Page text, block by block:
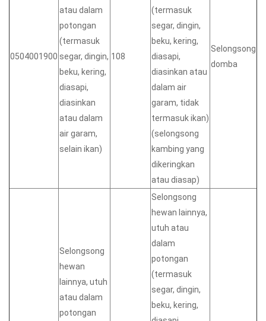
0504001900
atau dalam
potongan
(termasuk
segar, dingin,
beku, kering,
diasapi,
diasinkan
atau dalam
air garam,
selain ikan)
108
(termasuk
segar, dingin,
beku, kering,
diasapi,
diasinkan atau
dalam air
garam, tidak
termasuk ikan)
(selongsong
kambing yang
dikeringkan
atau diasap)
Selongsong
domba
Selongsong
hewan
lainnya, utuh
atau dalam
potongan
Selongsong
hewan lainnya,
utuh atau
dalam
potongan
(termasuk
segar, dingin,
beku, kering,